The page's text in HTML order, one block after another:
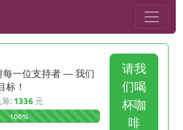
每一位支持者 — 我们
标！
筹: 1336 元
100%
请我
们喝
杯咖
啡